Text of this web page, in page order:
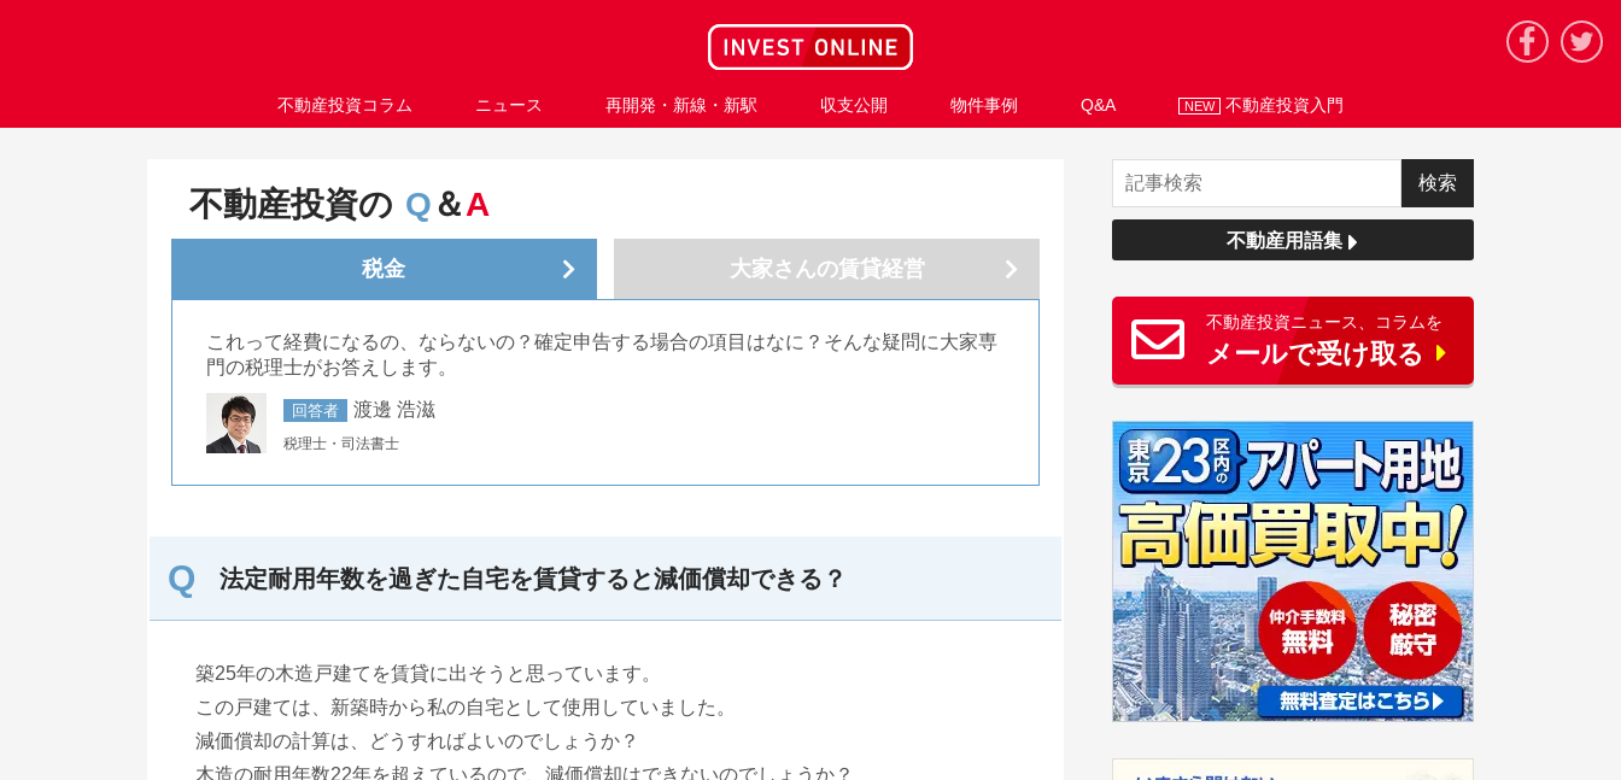
不動産投資コラム ニュース 再開発・新線・新駅 収支公開 物件事例 Q&A NEW 不動産投資入門
不動産投資の Q＆A
税金 大家さんの賃貸経営
これって経費になるの、ならないの？確定申告する場合の項目はなに？そんな疑問に大家専
門の税理士がお答えします。
回答者 渡邊 浩滋
税理士・司法書士
法定耐用年数を過ぎた自宅を賃貸すると減価償却できる？
築25年の木造戸建てを賃貸に出そうと思っています。
この戸建ては、新築時から私の自宅として使用していました。
減価償却の計算は、どうすればよいのでしょうか？
木造の耐用年数22年を超えているので、減価償却はできないのでしょうか？
不動産用語集
不動産投資ニュース、コラムを
メールで受け取る